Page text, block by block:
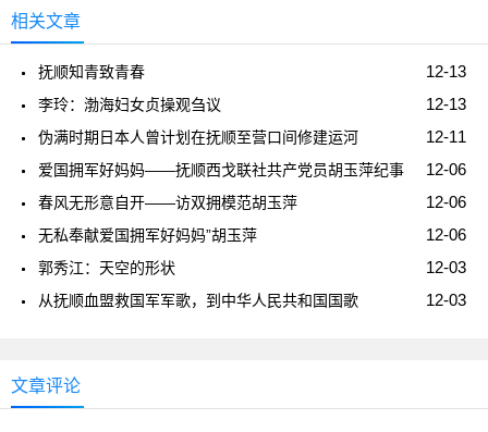
相关文章
12-13
抚顺知青致青春
12-13
李玲：渤海妇女贞操观刍议
12-11
伪满时期日本人曾计划在抚顺至营口间修建运河
12-06
爱国拥军好妈妈——抚顺西戈联社共产党员胡玉萍纪事
12-06
春风无形意自开——访双拥模范胡玉萍
12-06
无私奉献爱国拥军好妈妈”胡玉萍
12-03
郭秀江：天空的形状
12-03
从抚顺血盟救国军军歌，到中华人民共和国国歌
文章评论